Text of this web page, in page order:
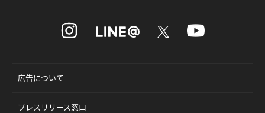
広告について
プレスリリース窓口